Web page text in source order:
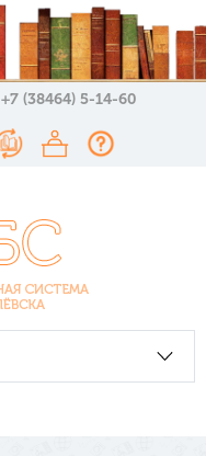
+7 (38464) 5-14-60